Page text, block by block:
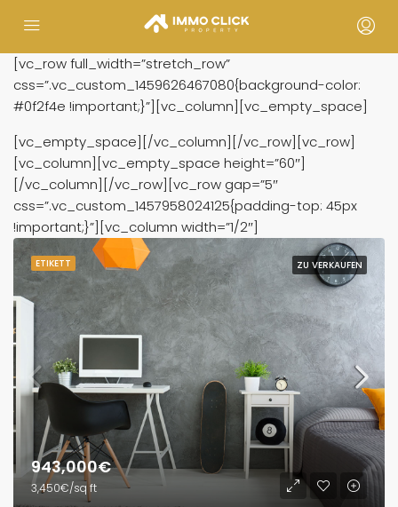
[vc_row full_width=”stretch_row”
css=”.vc_custom_1459626467080{background-color:
#0f2f4e !important;}”][vc_column][vc_empty_space]
[vc_empty_space][/vc_column][/vc_row][vc_row]
[vc_column][vc_empty_space height=”60″]
[/vc_column][/vc_row][vc_row gap=”5″
css=”.vc_custom_1457958024125{padding-top: 45px
!important;}”][vc_column width=”1/2″]
ETIKETT ZU VERKAUFEN
943,000€
3,450€/sq ft